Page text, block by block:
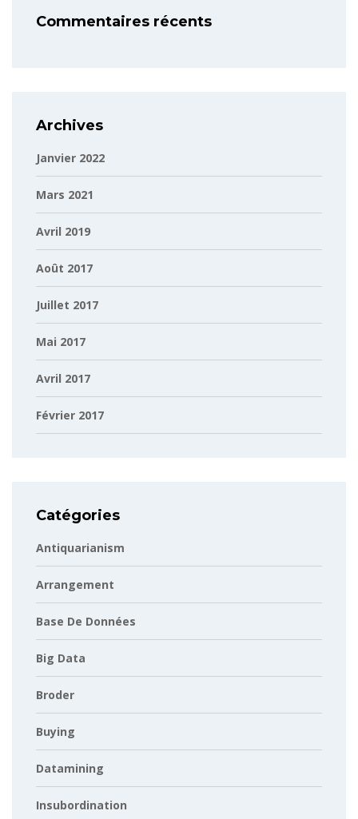
Commentaires récents
Archives
Janvier 2022
Mars 2021
Avril 2019
Août 2017
Juillet 2017
Mai 2017
Avril 2017
Février 2017
Catégories
Antiquarianism
Arrangement
Base De Données
Big Data
Broder
Buying
Datamining
Insubordination